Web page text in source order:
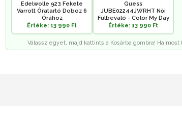
Edelwolle 923 Fekete
Varrott Óratartó Doboz 6
Órához
Értéke: 13 990 Ft
Guess
JUBE02244JWRHT Női
Fülbevaló - Color My Day
Értéke: 13 990 Ft
Válassz egyet, majd kattints a Kosárba gombra! Ha